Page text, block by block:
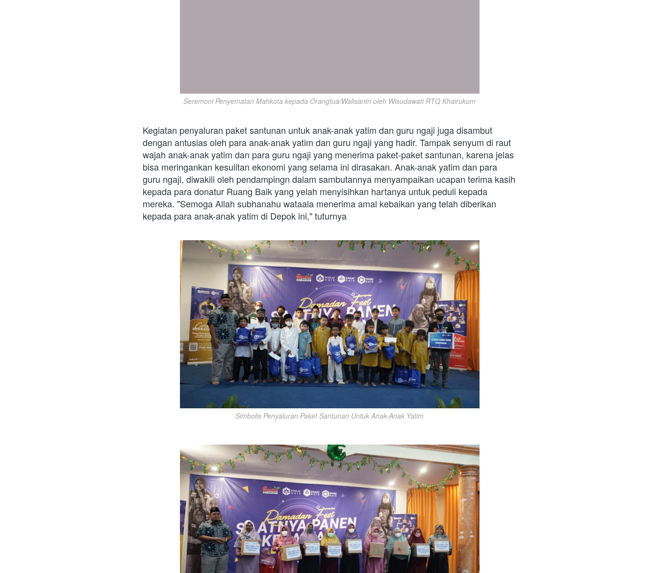
Seremoni Penyematan Mahkota kepada Orangtua/Walisantri oleh Wisudawati RTQ Khairukum
Kegiatan penyaluran paket santunan untuk anak-anak yatim dan guru ngaji juga disambut
dengan antusias oleh para anak-anak yatim dan guru ngaji yang hadir. Tampak senyum di raut
wajah anak-anak yatim dan para guru ngaji yang menerima paket-paket santunan, karena jelas
bisa meringankan kesulitan ekonomi yang selama ini dirasakan. Anak-anak yatim dan para
guru ngaji, diwakili oleh pendampingn dalam sambutannya menyampaikan ucapan terima kasih
kepada para donatur Ruang Baik yang yelah menyisihkan hartanya untuk peduli kepada
mereka. "Semoga Allah subhanahu wataala menerima amal kebaikan yang telah diberikan
kepada para anak-anak yatim di Depok ini," tuturnya
Simbolis Penyaluran Paket Santunan Untuk Anak-Anak Yatim